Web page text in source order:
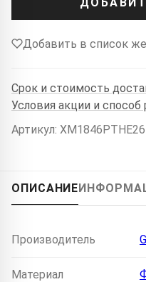
Добавить в список
Срок и стоимость
Условия акции и способ
Артикул: XM1846PTHE26
ОПИСАНИЕ
Производитель
Материал